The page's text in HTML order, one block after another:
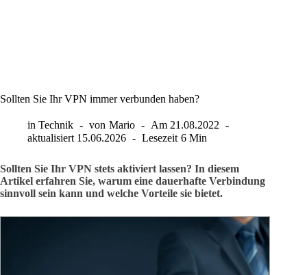
Sollten Sie Ihr VPN immer verbunden haben?
in Technik von Mario Am 21.08.2022
aktualisiert 15.06.2026 Lesezeit 6 Min
Sollten Sie Ihr VPN stets aktiviert lassen? In diesem
Artikel erfahren Sie, warum eine dauerhafte Verbindung
sinnvoll sein kann und welche Vorteile sie bietet.